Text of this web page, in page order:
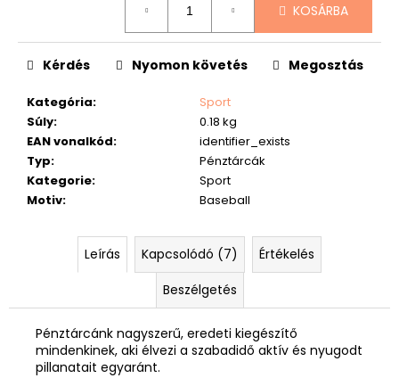
KOSÁRBA
Kategória:
Sport
Súly:
0.18 kg
EAN vonalkód:
identifier_exists
Typ:
Pénztárcák
Kategorie:
Sport
Motiv: Baseball
Kérdés Nyomon követés Megosztás
Leírás Kapcsolódó (7)
Értékelés
Beszélgetés
Pénztárcánk nagyszerű, eredeti kiegészítő
mindenkinek, aki élvezi a szabadidő aktív és nyugodt
pillanatait egyaránt.